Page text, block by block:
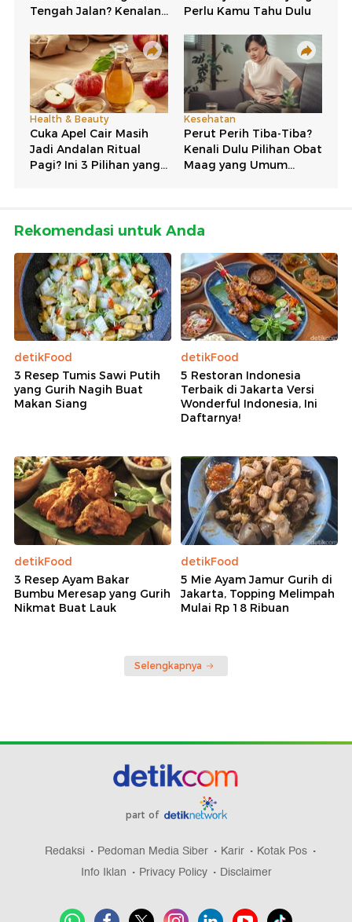
Rekomendasi untuk Anda
detikFood
3 Resep Tumis Sawi Putih
yang Gurih Nagih Buat
Makan Siang
detikFood
5 Restoran Indonesia
Terbaik di Jakarta Versi
Wonderful Indonesia, Ini
Daftarnya!
detikFood
3 Resep Ayam Bakar
Bumbu Meresap yang Gurih
Nikmat Buat Lauk
detikFood
5 Mie Ayam Jamur Gurih di
Jakarta, Topping Melimpah
Mulai Rp 18 Ribuan
Selengkapnya
part of
Redaksi Pedoman Media Siber Karir
Kotak Pos
Info Iklan
Privacy Policy Disclaimer